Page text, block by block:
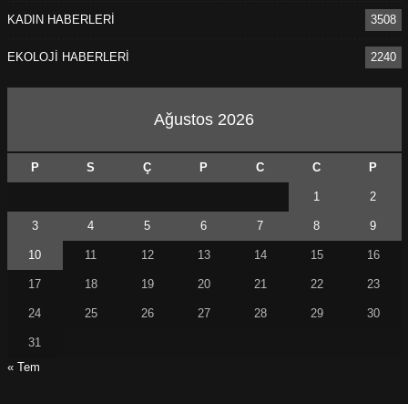
KADIN HABERLERİ 3508
EKOLOJİ HABERLERİ 2240
Ağustos 2026
P S Ç P C C P
1 2
3 4 5 6 7 8 9
10 11 12 13 14 15 16
17 18 19 20 21 22 23
24 25 26 27 28 29 30
31
« Tem